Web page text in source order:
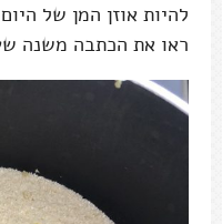
להיות אוזן המן של
ראו את הכתבה משנה